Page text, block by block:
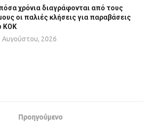
χρόνια διαγράφονται από τους
οι παλιές κλήσεις για παραβάσεις
ΚΟΚ
Αυγούστου, 2026
Προηγούμενο